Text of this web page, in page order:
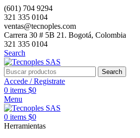
(601) 704 9294
321 335 0104
ventas@tecnoples.com
Carrera 30 # 5B 21. Bogotá, Colombia
321 335 0104
Search
Search
Accede / Registrate
0 items $0
Menu
0 items $0
Herramientas